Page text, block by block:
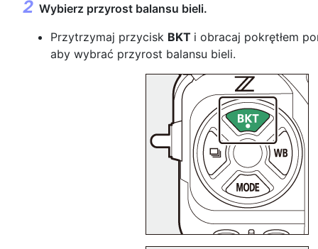
Wybierz przyrost balansu bieli.
Przytrzymaj przycisk BKT i obracaj pokrętłem
aby wybrać przyrost balansu bieli.